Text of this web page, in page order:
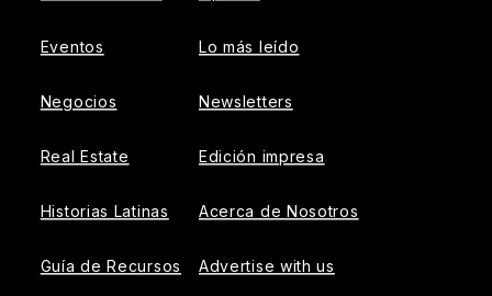
Eventos
Negocios
Real Estate
Historias Latinas
Guía de Recursos
Lo más leído
Newsletters
Edición impresa
Acerca de Nosotros
Advertise with us